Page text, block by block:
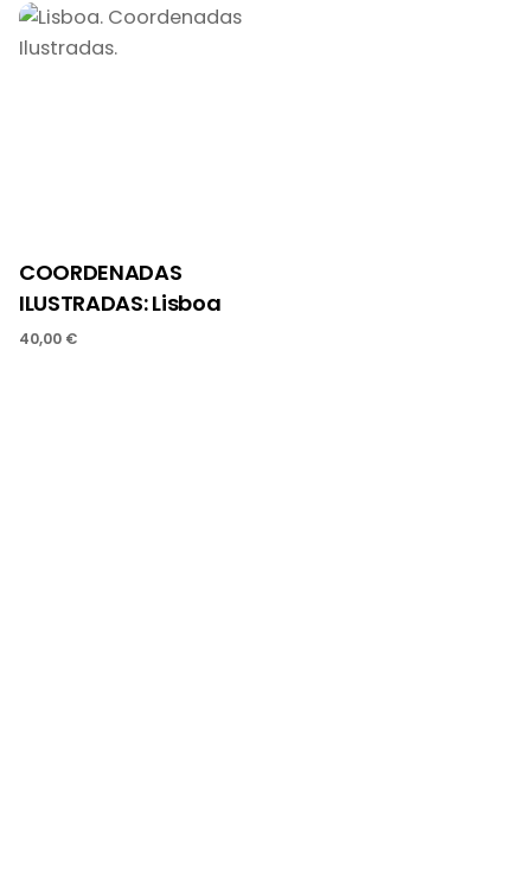
COORDENADAS
ILUSTRADAS: Lisboa
40,00 €